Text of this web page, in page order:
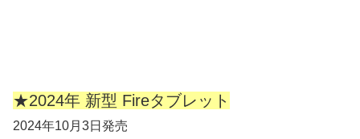
★2024年 新型 Fireタブレット
2024年10月3日発売